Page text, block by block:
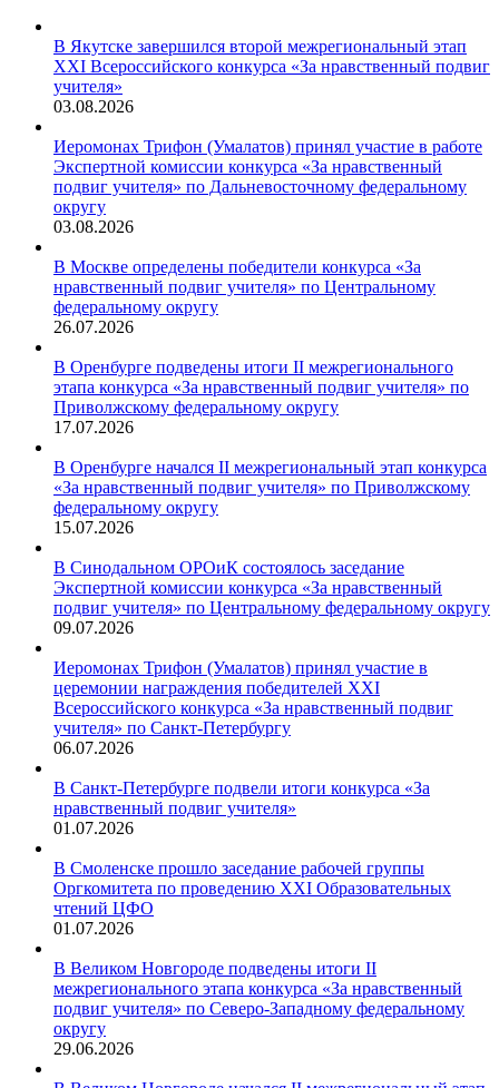
В Якутске завершился второй межрегиональный этап
XXI Всероссийского конкурса «За нравственный подвиг
учителя»
03.08.2026
Иеромонах Трифон (Умалатов) принял участие в работе
Экспертной комиссии конкурса «За нравственный
подвиг учителя» по Дальневосточному федеральному
округу
03.08.2026
В Москве определены победители конкурса «За
нравственный подвиг учителя» по Центральному
федеральному округу
26.07.2026
В Оренбурге подведены итоги II межрегионального
этапа конкурса «За нравственный подвиг учителя» по
Приволжскому федеральному округу
17.07.2026
В Оренбурге начался II межрегиональный этап конкурса
«За нравственный подвиг учителя» по Приволжскому
федеральному округу
15.07.2026
В Синодальном ОРОиК состоялось заседание
Экспертной комиссии конкурса «За нравственный
подвиг учителя» по Центральному федеральному округу
09.07.2026
Иеромонах Трифон (Умалатов) принял участие в
церемонии награждения победителей XXI
Всероссийского конкурса «За нравственный подвиг
учителя» по Санкт-Петербургу
06.07.2026
В Санкт-Петербурге подвели итоги конкурса «За
нравственный подвиг учителя»
01.07.2026
В Смоленске прошло заседание рабочей группы
Оргкомитета по проведению XXI Образовательных
чтений ЦФО
01.07.2026
В Великом Новгороде подведены итоги II
межрегионального этапа конкурса «За нравственный
подвиг учителя» по Северо-Западному федеральному
округу
29.06.2026